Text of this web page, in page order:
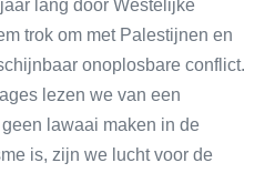
lang door Westelijke
trok om met Palestijnen en
onoplosbare conflict.
lezen we van een
lawaai maken in de
is, zijn we lucht voor de